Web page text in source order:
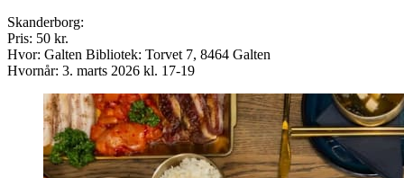
Skanderborg:
Pris: 50 kr.
Hvor: Galten Bibliotek: Torvet 7, 8464 Galten
Hvornår: 3. marts 2026 kl. 17-19